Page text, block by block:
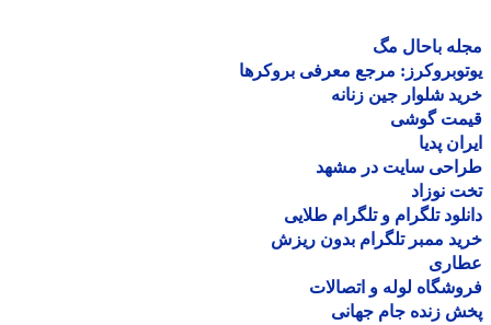
باحال مگ
مرجع معرفی بروکرها
شلوار جین زنانه
گوشی
پدیا
سایت در مشهد
نوزاد
تلگرام و تلگرام طلایی
ممبر تلگرام بدون ریزش
لوله و اتصالات
زنده جام جهانی